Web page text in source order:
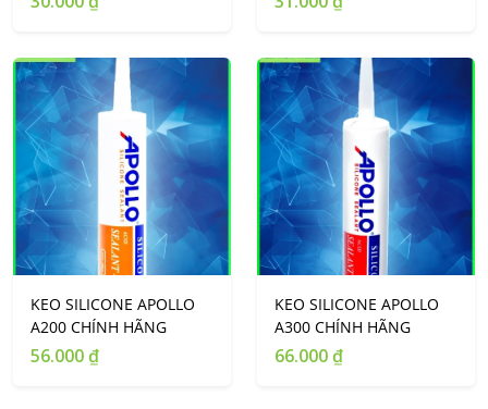
KEO SILICONE APOLLO
A200 CHÍNH HÃNG
56.000 ₫
KEO SILICONE APOLLO
A300 CHÍNH HÃNG
66.000 ₫